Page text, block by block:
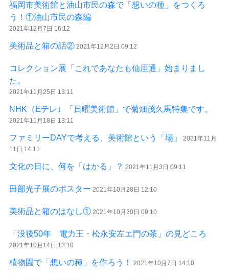
福岡市美術館と油山市民の森で「想いの種」をつくろ
う！①油山市民の森編
2021年12月7日 16:12
美術品と箱の話② 2021年12月2日 09:12
コレクション展「これであなたも仙厓通」始まりまし
た。
2021年11月25日 13:11
NHK（Eテレ）「日曜美術館」で菊畑茂久馬特集です。
2021年11月18日 13:11
ファミリーDAYで考える、美術館という「場」
2021年11月
11日 14:11
文化の日に、何を「はかる」？ 2021年11月3日 09:11
田部光子展のポスター 2021年10月28日 12:10
美術品と箱のはなし① 2021年10月20日 09:10
「没後50年 電力王・松永安左エ門の茶」の見どころ
2021年10月14日 13:10
植物園で「想いの種」を作ろう！ 2021年10月7日 14:10